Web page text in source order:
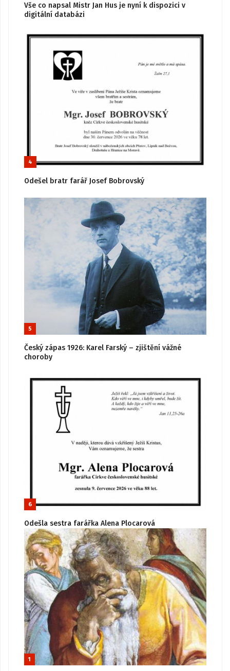
Vše co napsal Mistr Jan Hus je nyní k dispozici v
digitální databázi
4
Odešel bratr farář Josef Bobrovský
5
Český zápas 1926: Karel Farský – zjištění vážné
choroby
6
Odešla sestra farářka Alena Plocarová
1